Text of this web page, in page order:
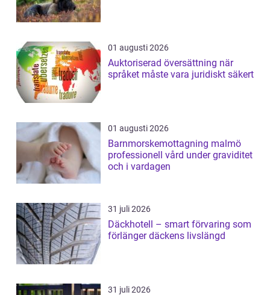
01 augusti 2026
Auktoriserad översättning när
språket måste vara juridiskt säkert
01 augusti 2026
Barnmorskemottagning malmö
professionell vård under graviditet
och i vardagen
31 juli 2026
Däckhotell – smart förvaring som
förlänger däckens livslängd
31 juli 2026